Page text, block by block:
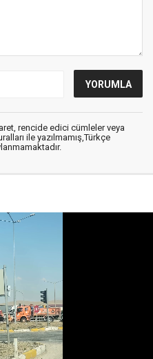
rencide edici cümleler veya
ile yazılmamış,Türkçe